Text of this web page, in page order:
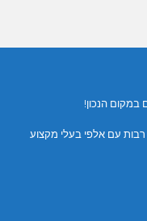
הנכון!
עם אלפי בעלי מקצוע